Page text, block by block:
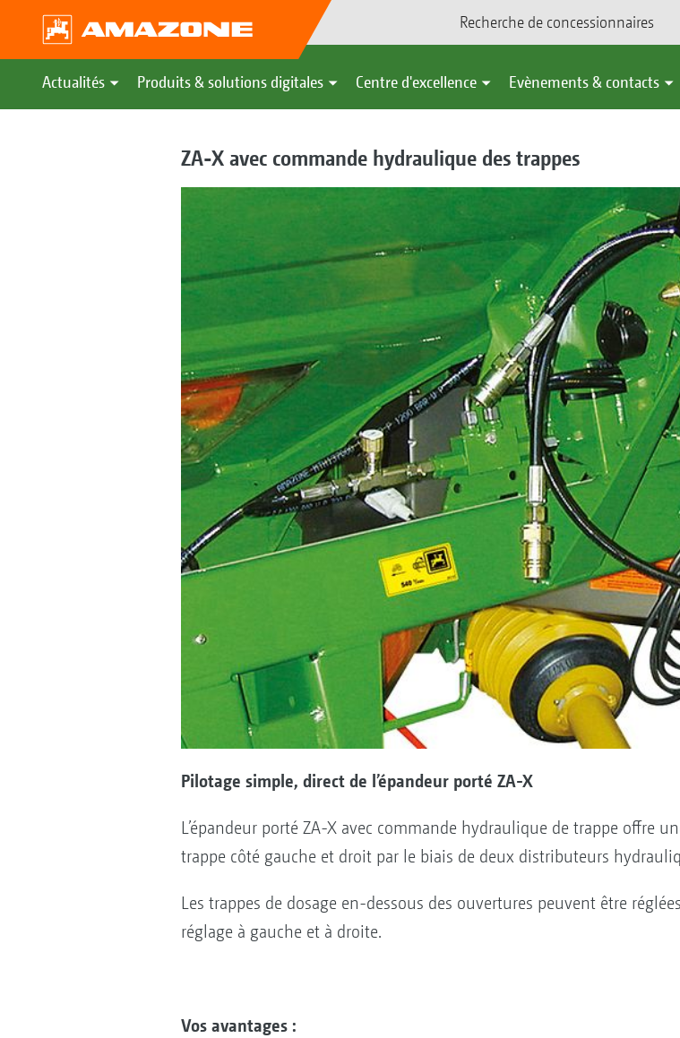
Recherche de concessionnaires
Actualités Produits & solutions digitales Centre d'excellence Evènements & contacts
ZA-X avec commande hydraulique des trappes
Pilotage simple, direct de l’épandeur porté ZA-X
L’épandeur porté ZA-X avec commande hydraulique de trappe offre
trappe côté gauche et droit par le biais de deux distributeurs
Les trappes de dosage en-dessous des ouvertures peuvent être
réglage à gauche et à droite.
Vos avantages :